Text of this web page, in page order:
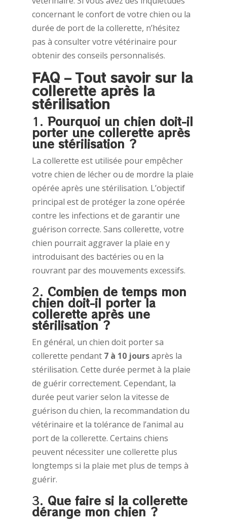
concernant le confort de votre chien ou la
durée de port de la collerette, n’hésitez
pas à consulter votre vétérinaire pour
obtenir des conseils personnalisés.
FAQ – Tout savoir sur la
collerette après la
stérilisation
1. Pourquoi un chien doit-il
porter une collerette après
une stérilisation ?
La collerette est utilisée pour empêcher
votre chien de lécher ou de mordre la plaie
opérée après une stérilisation. L’objectif
principal est de protéger la zone opérée
contre les infections et de garantir une
guérison correcte. Sans collerette, votre
chien pourrait aggraver la plaie en y
introduisant des bactéries ou en la
rouvrant par des mouvements excessifs.
2. Combien de temps mon
chien doit-il porter la
collerette après une
stérilisation ?
En général, un chien doit porter sa
collerette pendant 7 à 10 joursaprès la
stérilisation. Cette durée permet à la plaie
de guérir correctement. Cependant, la
durée peut varier selon la vitesse de
guérison du chien, la recommandation du
vétérinaire et la tolérance de l’animal au
port de la collerette. Certains chiens
peuvent nécessiter une collerette plus
longtemps si la plaie met plus de temps à
guérir.
3. Que faire si la collerette
dérange mon chien ?